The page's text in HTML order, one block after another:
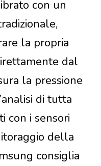
con un
la propria
dal
la pressione
di tutta
con i sensori
della
consiglia